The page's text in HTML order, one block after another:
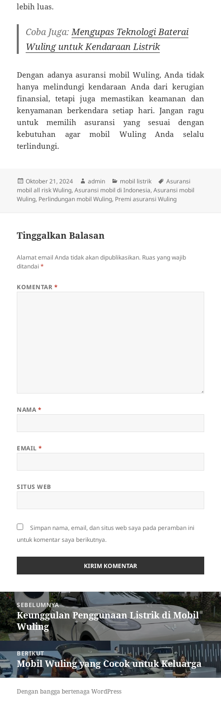
lebih luas.
Coba Juga: Mengupas Teknologi Baterai
Wuling untuk Kendaraan Listrik
Dengan adanya asuransi mobil Wuling, Anda tidak
hanya melindungi kendaraan Anda dari kerugian
finansial, tetapi juga memastikan keamanan dan
kenyamanan berkendara setiap hari. Jangan ragu
untuk memilih asuransi yang sesuai dengan
kebutuhan agar mobil Wuling Anda selalu
terlindungi.
Diposkan
pada
Oktober 21, 2024 Penulis
admin Kategori
mobil listrik Tag
Asuransi
mobil all risk Wuling,Asuransi mobil di Indonesia,Asuransi mobil
Wuling, Perlindungan mobil Wuling, Premi asuransi Wuling
Tinggalkan Balasan
Alamat email Anda tidak akan dipublikasikan. Ruas yang wajib
ditandai*
KOMENTAR *
NAMA *
EMAIL*
SITUS WEB
Simpan nama, email, dan situs web saya pada peramban ini
untuk komentar saya berikutnya.
Navigasi
pos SEBELUMNYA
Pos
sebelumnya:
Keunggulan Penggunaan Listrik di Mobil
Wuling
BERIKUT
Pos
berikutnya:
Mobil Wuling yang Cocok untuk Keluarga
Dengan bangga bertenaga WordPress